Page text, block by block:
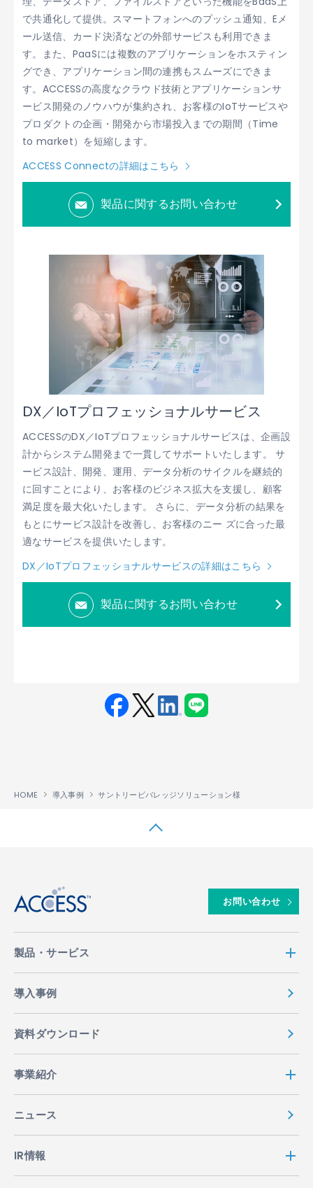
で共通化して提供。スマートフォンへのプッシュ通知、Eメ
ール送信、カード決済などの外部サービスも利用できま
す。また、PaaSには複数のアプリケーションをホスティン
グでき、アプリケーション間の連携もスムーズにできま
す。ACCESSの高度なクラウド技術とアプリケーションサ
ービス開発のノウハウが集約され、お客様のIoTサービスや
プロダクトの企画・開発から市場投入までの期間（Time
to market）を短縮します。
ACCESS Connectの詳細はこちら
製品に関するお問い合わせ
DX／IoTプロフェッショナルサービス
ACCESSのDX／IoTプロフェッショナルサービスは、企画設
計からシステム開発まで一貫してサポートいたします。 サ
ービス設計、開発、運用、データ分析のサイクルを継続的
に回すことにより、お客様のビジネス拡大を支援し、顧客
満足度を最大化いたします。 さらに、データ分析の結果を
もとにサービス設計を改善し、お客様のニー ズに合った最
適なサービスを提供いたします。
DX／IoTプロフェッショナルサービスの詳細はこちら
製品に関するお問い合わせ
HOME 導入事例 サントリービバレッジソリューション様
お問い合わせ
製品・サービス
導入事例
資料ダウンロード
事業紹介
ニュース
IR情報